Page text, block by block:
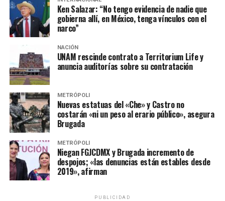
SIGUIENTE
Confirma CdMx que accede a federalizar sistema de
salud
NO TE PIERDAS
“México vive una impunidad casi absoluta en
desaparición forzada”: ONU
Ken Salazar: “No tengo evidencia de nadie que
gobierna allí, en México, tenga vínculos con el
narco”
NACIÓN
UNAM rescinde contrato a Territorium Life y
anuncia auditorías sobre su contratación
METRÓPOLI
Nuevas estatuas del «Che» y Castro no
costarán «ni un peso al erario público», asegura
Brugada
METRÓPOLI
Niegan FGJCDMX y Brugada incremento de
despojos; «las denuncias están estables desde
2019», afirman
PUBLICIDAD